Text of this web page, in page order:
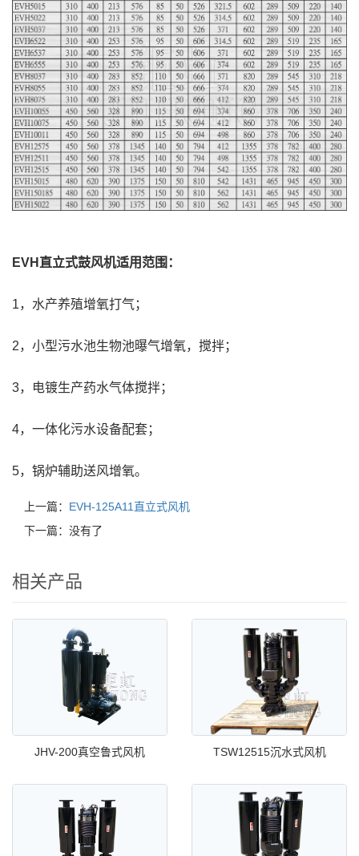
EVH直立式鼓风机适用范围：
1，水产养殖增氧打气；
2，小型污水池生物池曝气增氧，搅拌；
3，电镀生产药水气体搅拌；
4，一体化污水设备配套；
5，锅炉辅助送风增氧。
上一篇： EVH-125A11直立式风机
下一篇：没有了
相关产品
JHV-200真空鲁式风机 TSW12515沉水式风机